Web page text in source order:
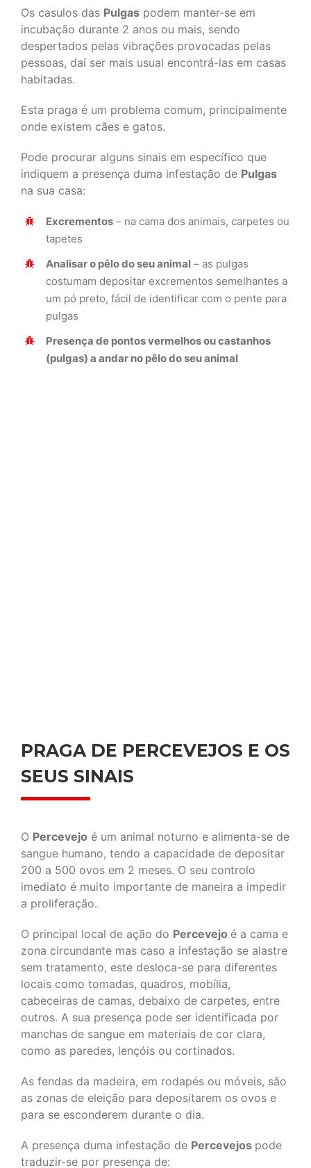
Os casulos das Pulgas podem manter-se em
incubação durante 2 anos ou mais, sendo
despertados pelas vibrações provocadas pelas
pessoas, daí ser mais usual encontrá-las em casas
habitadas.
Esta praga é um problema comum, principalmente
onde existem cães e gatos.
Pode procurar alguns sinais em específico que
indiquem a presença duma infestação de Pulgas
na sua casa:
Excrementos – na cama dos animais, carpetes ou
tapetes
Analisar o pêlo do seu animal – as pulgas
costumam depositar excrementos semelhantes a
um pó preto, fácil de identificar com o pente para
pulgas
Presença de pontos vermelhos ou castanhos
(pulgas) a andar no pêlo do seu animal
PRAGA DE PERCEVEJOS E OS
SEUS SINAIS
O Percevejo é um animal noturno e alimenta-se de
sangue humano, tendo a capacidade de depositar
200 a 500 ovos em 2 meses. O seu controlo
imediato é muito importante de maneira a impedir
a proliferação.
O principal local de ação do Percevejo é a cama e
zona circundante mas caso a infestação se alastre
sem tratamento, este desloca-se para diferentes
locais como tomadas, quadros, mobília,
cabeceiras de camas, debaixo de carpetes, entre
outros. A sua presença pode ser identificada por
manchas de sangue em materiais de cor clara,
como as paredes, lençóis ou cortinados.
As fendas da madeira, em rodapés ou móveis, são
as zonas de eleição para depositarem os ovos e
para se esconderem durante o dia.
A presença duma infestação de Percevejos pode
traduzir-se por presença de: